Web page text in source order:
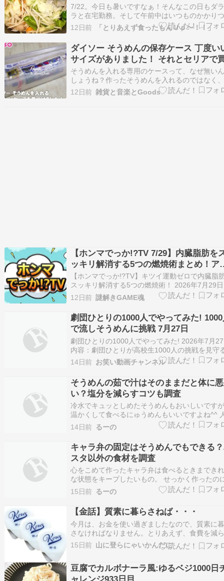
7/22。今日も暑いですなぁ！そんなこの日もダ
ラと在宅勤務。そして午前中はいつものかかり
医へ。前回の血液検査の結果は「良くもなって
けど悪くもなっていないので現状維持」とのこ
（チャッピーのAI画像です）但し、暑いのに今
た血圧がよろしくないとのご指摘。前回もそれ
12日前 「とりあえず食ったもんＵｐ〜！！」
ダイソー そうめんの保存ケース 丁度い
サイズがありました！ それとセリアで
たもの
そうめんを入れる専用のケースって、なぜ無い
しょうね？作ったそうめんを入れるのではなく
を切って残ったものを入れるケースです。「揖
糸」の袋を開けると、こんな感じになって、パ
12日前 雑貨と音楽とGoods
【ホンマでっか!?TV 7/29】内臓脂肪を
ッキリ解消する5つの燃焼術まとめ！ア
カドの効果・噛んで痩せるダイエット
カVSガム論争と夏のそうめん注意点【
後更新】
【ホンマでっか!?TV】キツイ運動ゼロで内臓脂
スッキリ解消する5つの燃焼術！ 2026年7月29日
（水）に放送されるフジテレビ系の大人気バラ
ィ「ホンマでっか!?TV」の今回のテーマは、夏
ると特に気になる「内臓 […]
12日前 謎解きGAME魂
劇団ひとりの1000人でやってみた!
で流しそうめんに挑戦 7月27日
劇団ひとりの1000人でやってみた! 2026年7月
内容：劇団ひとりが高校生1000人の挑戦を見守
春純度1000％バラエティ出演者：劇団ひとり モ
14日前 お笑い動画チャンネル
そうめんの茹で汁はそのままだと体に悪
い？塩分を減らすコツも調査
冷水でキュッとしめたそうめんもおいしいです
温かくして食べるにゅうめんもいいですよね^^
よっては、味噌汁にそうめんを入れるのが定番
べ方という人もいます。 ただ、温かいスープに
めんを入れるなら、別茹でする必要があるのか
とふと疑問が。 お鍋ひとつでそうめん料理が完
14日前 るーの
キャラ弁の固定はそうめんでもできる
スタ以外の食材を調査
心をこめて作ったキャラ弁は食べるときまでき
な状態をキープしたいもの。 せっかく作ったの
ざ食べようとしたとき、ぐちゃぐちゃになって
ら悲しいですよね。 そんなことにならないよう
ャラ弁は具材同士をパスタで固定するのが定番
す。 でも、パスタが家にないときもあるわけ
…
15日前 るーの
【金話】質素に暮らさねば・・・
今月は、お金を使い過ぎましたなので、質素に
さなければなりません。とりあえず、食費を減
ました。 外食はしません。うどんやそうめんを
て具なしで食べています。現場のつなぎのおに
いごんち。家呑みに徹します。 外出も極力減ら
15日前 山に登らにゃいかんだに
豆腐でカルボナーラ風:ゆるベジ1000日